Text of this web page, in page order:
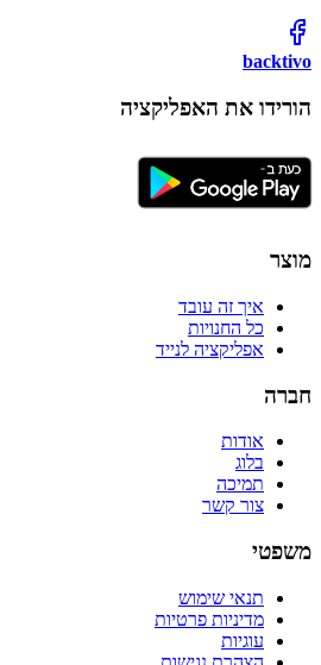
backtivo
הורידו את האפליקציה
מוצר
איך זה עובד
כל החנויות
אפליקציה לנייד
חברה
אודות
בלוג
תמיכה
צור קשר
משפטי
תנאי שימוש
מדיניות פרטיות
עוגיות